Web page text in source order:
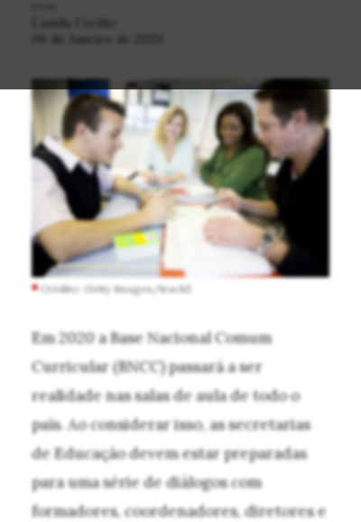
Camila Cecílio
06 de Janeiro de 2020
Crédito: Getty Images/track5
Em 2020 a Base Nacional Comum
Curricular (BNCC) passará a ser
realidade nas salas de aula de todo o
país. Ao considerar isso, as secretarias
de Educação devem estar preparadas
para uma série de diálogos com
formadores, coordenadores, diretores e